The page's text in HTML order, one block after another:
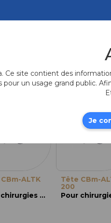
ALTK
Pour chirurgies DSAEK et ALTK
Tête CBm-
200
Ce site contient des
pour un usage grand public.
Je